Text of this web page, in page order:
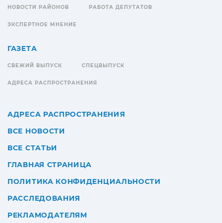
НОВОСТИ РАЙОНОВ РАБОТА ДЕПУТАТОВ
ЭКСПЕРТНОЕ МНЕНИЕ
ГАЗЕТА
СВЕЖИЙ ВЫПУСК СПЕЦВЫПУСК
АДРЕСА РАСПРОСТРАНЕНИЯ
АДРЕСА РАСПРОСТРАНЕНИЯ
ВСЕ НОВОСТИ
ВСЕ СТАТЬИ
ГЛАВНАЯ СТРАНИЦА
ПОЛИТИКА КОНФИДЕНЦИАЛЬНОСТИ
РАССЛЕДОВАНИЯ
РЕКЛАМОДАТЕЛЯМ